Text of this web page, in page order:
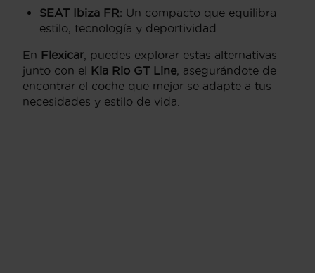
SEAT Ibiza FR: Un compacto que equilibra
estilo, tecnología y deportividad.
En Flexicar, puedes explorar estas alternativas
junto con el
Kia Rio GT Line, asegurándote de
encontrar el coche que mejor se adapte a tus
necesidades y estilo de vida.